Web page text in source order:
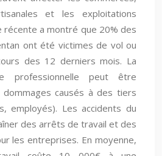
et les exploitations
récente a montré que 20% des
ont été victimes de vol ou
des 12 derniers mois. La
professionnelle peut être
causés à des tiers
employés). Les accidents du
des arrêts de travail et des
les entreprises. En moyenne,